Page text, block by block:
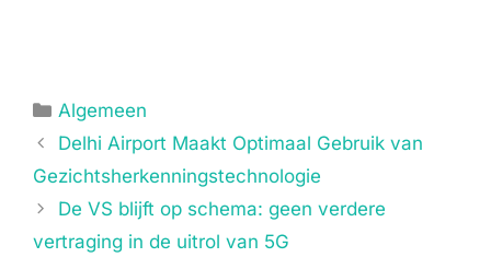
Categorieën
Algemeen
Delhi Airport Maakt Optimaal Gebruik van
Gezichtsherkenningstechnologie
De VS blijft op schema: geen verdere
vertraging in de uitrol van 5G